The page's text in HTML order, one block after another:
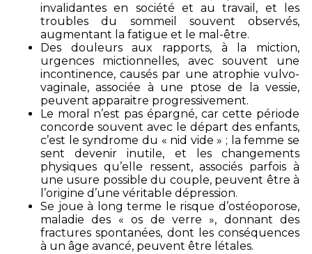
invalidantes en société et au travail, et les
troubles du sommeil souvent observés,
augmentant la fatigue et le mal-être.
Des douleurs aux rapports, à la miction,
urgences mictionnelles, avec souvent une
incontinence, causés par une atrophie vulvo-
vaginale, associée à une ptose de la vessie,
peuvent apparaitre progressivement.
Le moral n’est pas épargné, car cette période
concorde souvent avec le départ des enfants,
c’est le syndrome du « nid vide » ; la femme se
sent devenir inutile, et les changements
physiques qu’elle ressent, associés parfois à
une usure possible du couple, peuvent être à
l’origine d’une véritable dépression.
Se joue à long terme le risque d’ostéoporose,
maladie des « os de verre », donnant des
fractures spontanées, dont les conséquences
à un âge avancé, peuvent être létales.